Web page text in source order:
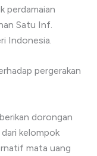
perdamaian
Satu Inf.
Indonesia.
pergerakan
dorongan
kelompok
mata uang